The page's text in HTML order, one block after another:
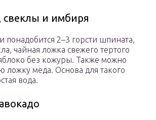
свеклы и имбиря
понадобится 2–3 горсти шпината,
чайная ложка свежего тертого
без кожуры. Также можно
ложку меда. Основа для такого
вода.